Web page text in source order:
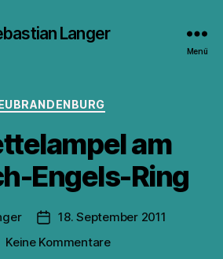
Langer
Menü
Kategorien
am
Engels-Ring
Veröffentlichungsdatum
18. September 2011
Keine Kommentarezu